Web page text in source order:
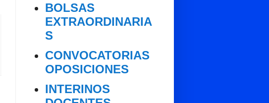
BOLSAS
EXTRAORDINARIA
S
CONVOCATORIAS
OPOSICIONES
INTERINOS